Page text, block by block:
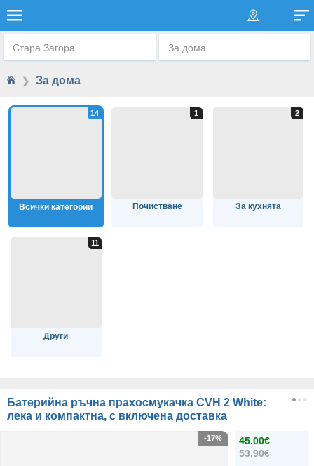
Стара Загора За дома
❯ За дома
Всички категории Почистване За кухнята
Други
Батерийна ръчна прахосмукачка CVH 2 White:
лека и компактна, с включена доставка
45.00€
53.90€
-17%